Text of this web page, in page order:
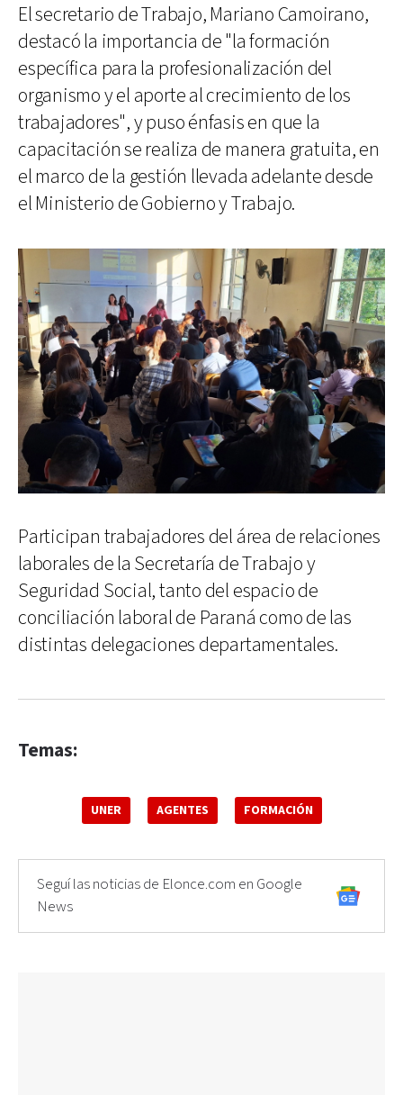
El secretario de Trabajo, Mariano Camoirano,
destacó la importancia de "la formación
específica para la profesionalización del
organismo y el aporte al crecimiento de los
trabajadores", y puso énfasis en que la
capacitación se realiza de manera gratuita, en
el marco de la gestión llevada adelante desde
el Ministerio de Gobierno y Trabajo.
Participan trabajadores del área de relaciones
laborales de la Secretaría de Trabajo y
Seguridad Social, tanto del espacio de
conciliación laboral de Paraná como de las
distintas delegaciones departamentales.
Temas:
UNER AGENTES FORMACIÓN
Seguí las noticias de Elonce.com en Google
News